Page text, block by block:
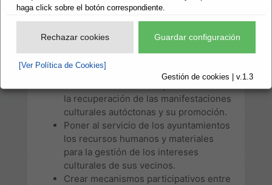
haga click sobre el botón correspondiente.
Rechazar cookies Guardar configuración
[Ver Política de Cookies]
Gestión de cookies | v.1.3
los municipios de la provincia de
Posibilitar la participación de los
diferentes grupos sociales, mediante
culturales.
la recuperación de las manifestaciones
culturales autóctonas y su promoción.
Poner al servicio de los ayuntamientos
los recursos humanos y materiales
para la gestión de los intereses
culturales de sus vecinos.
Crear mecanismos participativos entre